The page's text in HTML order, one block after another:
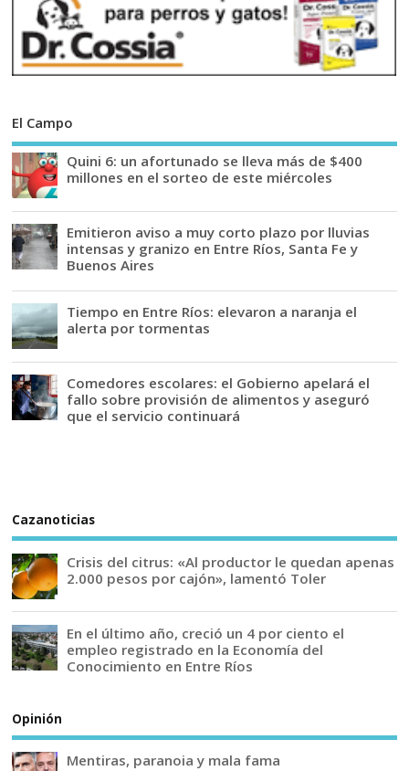
El Campo
Quini 6: un afortunado se lleva más de $400
millones en el sorteo de este miércoles
Emitieron aviso a muy corto plazo por lluvias
intensas y granizo en Entre Ríos, Santa Fe y
Buenos Aires
Tiempo en Entre Ríos: elevaron a naranja el
alerta por tormentas
Comedores escolares: el Gobierno apelará el
fallo sobre provisión de alimentos y aseguró
que el servicio continuará
Cazanoticias
Crisis del citrus: «Al productor le quedan apenas
2.000 pesos por cajón», lamentó Toler
En el último año, creció un 4 por ciento el
empleo registrado en la Economía del
Conocimiento en Entre Ríos
Opinión
Mentiras, paranoia y mala fama